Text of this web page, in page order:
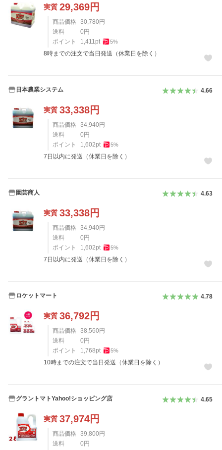
実質 29,369円
商品価格 30,780 円
送料
0 円
ポイント
1,411pt 5%
8時までの注文で当日発送（休業日を除く）
日本農業システム 4.66
実質 33,338円
商品価格 34,940 円
送料
0 円
ポイント
1,602pt 5%
7日以内に発送（休業日を除く）
園芸商人 4.63
実質 33,338円
商品価格 34,940 円
送料
0 円
ポイント
1,602pt 5%
7日以内に発送（休業日を除く）
ロケットマート 4.78
実質 36,792円
商品価格 38,560 円
送料
0 円
ポイント
1,768pt 5%
10時までの注文で当日発送（休業日を除く）
グラントマトYahoo!ショッピング店 4.65
実質 37,974円
商品価格 39,800 円
送料
0 円